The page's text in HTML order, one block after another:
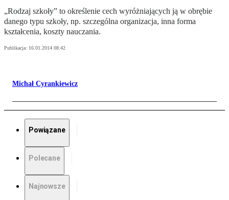
„Rodzaj szkoły” to określenie cech wyróżniających ją w obrębie
danego typu szkoły, np. szczególna organizacja, inna forma
kształcenia, koszty nauczania.
Publikacja: 16.01.2014 08:42
Michał Cyrankiewicz
Powiązane
Polecane
Najnowsze